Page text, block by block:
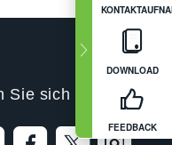
DOWNLOAD
FEEDBACK
Sie sich mit uns